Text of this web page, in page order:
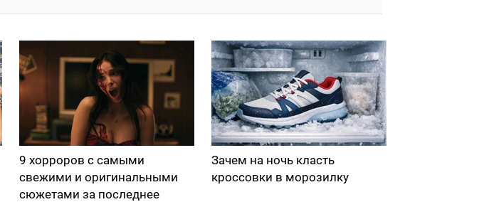
9 хорроров с самыми
свежими и оригинальными
сюжетами за последнее
Зачем на ночь класть
кроссовки в морозилку